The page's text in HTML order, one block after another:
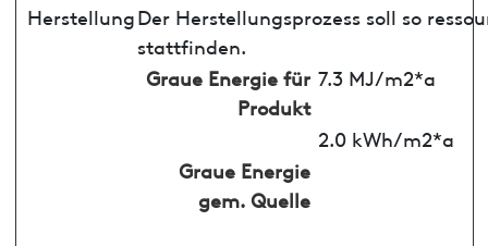
HerstellungDer Herstellungsprozess soll so
stattfinden.
Graue Energie für
Produkt
7.3 MJ/m2*a
2.0 kWh/m2*a
Graue Energie
gem. Quelle